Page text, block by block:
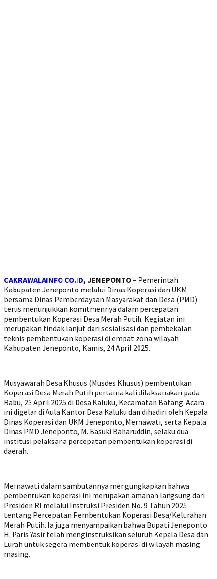
CAKRAWALAINFO CO.ID, JENEPONTO– Pemerintah
Kabupaten Jeneponto melalui Dinas Koperasi dan UKM
bersama Dinas Pemberdayaan Masyarakat dan Desa (PMD)
terus menunjukkan komitmennya dalam percepatan
pembentukan Koperasi Desa Merah Putih. Kegiatan ini
merupakan tindak lanjut dari sosialisasi dan pembekalan
teknis pembentukan koperasi di empat zona wilayah
Kabupaten Jeneponto, Kamis, 24 April 2025.
Musyawarah Desa Khusus (Musdes Khusus) pembentukan
Koperasi Desa Merah Putih pertama kali dilaksanakan pada
Rabu, 23 April 2025 di Desa Kaluku, Kecamatan Batang. Acara
ini digelar di Aula Kantor Desa Kaluku dan dihadiri oleh Kepala
Dinas Koperasi dan UKM Jeneponto, Mernawati, serta Kepala
Dinas PMD Jeneponto, M. Basuki Baharuddin, selaku dua
institusi pelaksana percepatan pembentukan koperasi di
daerah.
Mernawati dalam sambutannya mengungkapkan bahwa
pembentukan koperasi ini merupakan amanah langsung dari
Presiden RI melalui Instruksi Presiden No. 9 Tahun 2025
tentang Percepatan Pembentukan Koperasi Desa/Kelurahan
Merah Putih. Ia juga menyampaikan bahwa Bupati Jeneponto
H. Paris Yasir telah menginstruksikan seluruh Kepala Desa dan
Lurah untuk segera membentuk koperasi di wilayah masing-
masing.